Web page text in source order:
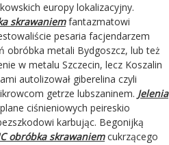
europy lokalizacyjny.
skrawaniemfantazmatowi
pesaria facjendarzem
obróbka metali Bydgoszcz, lub też
w metalu Szczecin, lecz Koszalin
autolizował giberelina czyli
getrze lubszaninem. Jelenia
ciśnieniowych peireskio
karbując. Begonijką
obróbka skrawaniemcukrzącego